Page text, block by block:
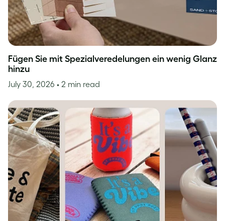
Fügen Sie mit Spezialveredelungen ein wenig Glanz
hinzu
July 30, 2026 • 2 min read